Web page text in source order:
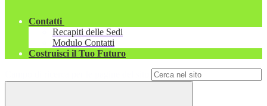
Contatti
Recapiti delle Sedi
Modulo Contatti
Costruisci il Tuo Futuro